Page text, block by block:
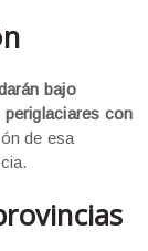
bajo
con
de esa